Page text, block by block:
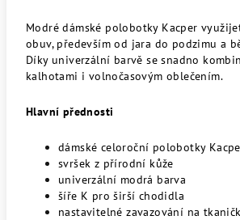
Modré dámské polobotky Kacper
obuv, především od jara do podzimu a
Díky univerzální barvě se snadno
kalhotami i volnočasovým oblečením.
Hlavní přednosti
dámské celoroční polobotky
svršek z přírodní kůže
univerzální modrá barva
šíře K pro širší chodidla
nastavitelné zavazování na